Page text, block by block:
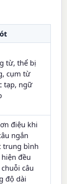
từ, thể bị
cụm từ
tạp, ngữ
điệu khi
ngắn
trung bình
đều
câu
độ dài